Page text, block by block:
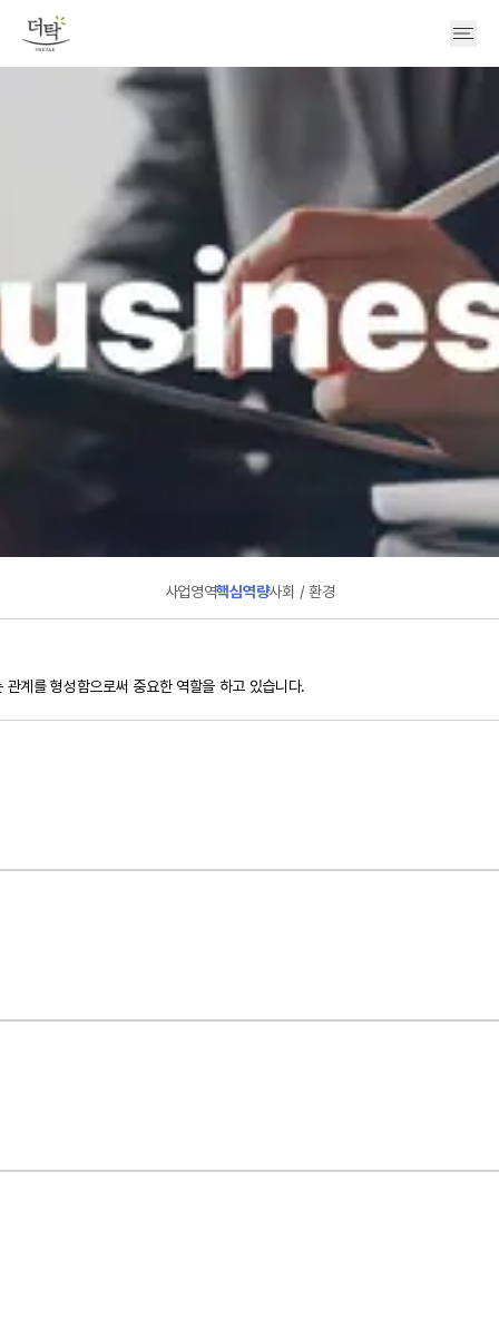
About
CEO 인사말
CI / BI / 캐릭터
Business
사업영역
핵심역량
사회 / 환경
Platform
오더탁
오셀러
Recruit
채용 FAQ
연구개발사업부 채용
Contact
사업영역핵심역량사회 / 환경
계를 형성함으로써 중요한 역할을 하고 있습니다.